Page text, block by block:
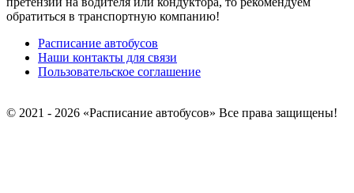
обратиться в транспортную компанию!
Расписание автобусов
Наши контакты для связи
Пользовательское соглашение
© 2021 - 2026 «Расписание автобусов» Все права защищены!